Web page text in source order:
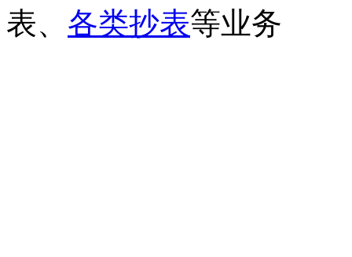
表、 各类抄表等业务